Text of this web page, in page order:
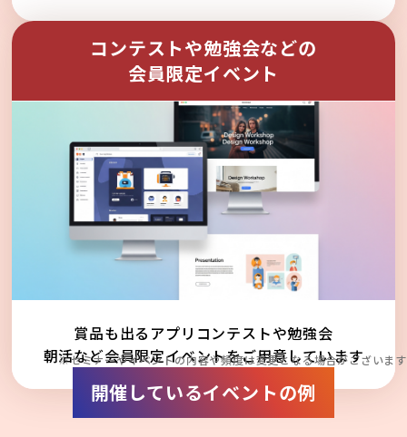
コンテストや勉強会などの
会員限定イベント
賞品も出るアプリコンテストや勉強会
朝活など会員限定イベントをご用意しています
※セミナーやイベントの内容や頻度は変更となる場合がございます
開催しているイベントの例